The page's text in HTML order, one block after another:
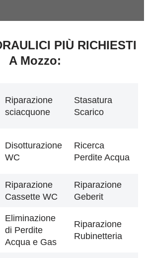
PIÙ RICHIESTI
A Mozzo:
Riparazione
sciacquone
Stasatura
Scarico
Disotturazione
WC
Ricerca
Perdite Acqua
Riparazione
Cassette WC
Riparazione
Geberit
Eliminazione
di Perdite
Acqua e Gas
Riparazione
Rubinetteria